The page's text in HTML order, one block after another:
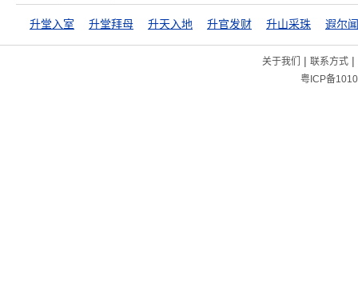
升堂入室 升堂拜母 升天入地 升官发财 升山采珠 遐尔
关于我们 | 联系方式|
粤ICP备